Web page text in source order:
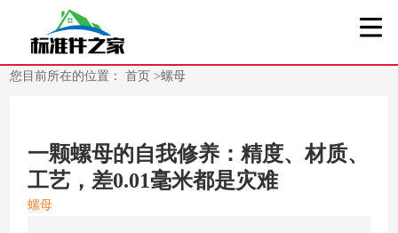
您目前所在的位置：首页>螺母
一颗螺母的自我修养：精度、材质、
工艺，差0.01毫米都是灾难
螺母